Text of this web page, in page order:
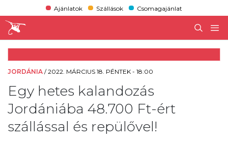
Ajánlatok Szállások Csomagajánlat
JORDÁNIA /2022. MÁRCIUS 18. PÉNTEK - 18:00
Egy hetes kalandozás
Jordániába 48.700 Ft-ért
szállással és repülővel!